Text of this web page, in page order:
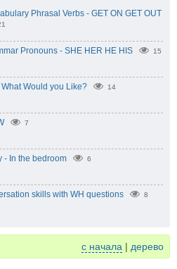
Phrasal Verbs - GET ON GET OUT
Pronouns - SHE HER HE HIS 15
Would you Like? 14
7
- In the bedroom 6
skills with WH questions 8
с начала | дерево